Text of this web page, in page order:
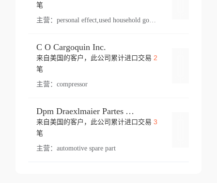
笔
主营： personal effect,used household goods
C O Cargoquin Inc.
来自美国的客户，此公司累计进口交易 2
笔
主营： compressor
Dpm Draexlmaier Partes Automotrices Corr Ind Huejotzingo
来自美国的客户，此公司累计进口交易 3
笔
主营： automotive spare part